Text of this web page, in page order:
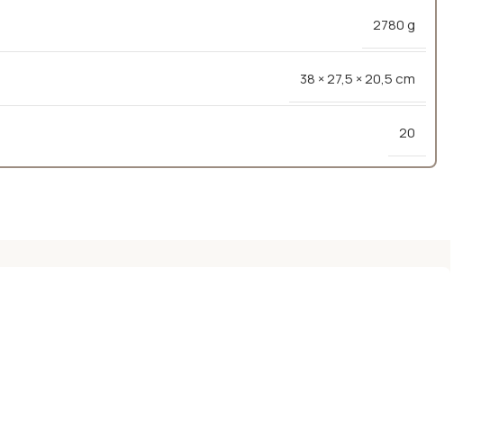
2780 g
38 × 27,5 × 20,5 cm
20